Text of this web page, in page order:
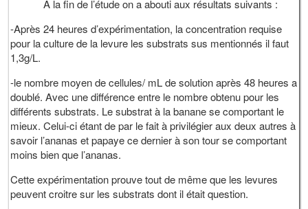
A la fin de l’étude on a abouti aux résultats suivants :
-Après 24 heures d’expérimentation, la concentration requise
pour la culture de la levure les substrats sus mentionnés il faut
1,3g/L.
-le nombre moyen de cellules/ mL de solution après 48 heures a
doublé. Avec une différence entre le nombre obtenu pour les
différents substrats. Le substrat à la banane se comportant le
mieux. Celui-ci étant de par le fait à privilégier aux deux autres à
savoir l’ananas et papaye ce dernier à son tour se comportant
moins bien que l’ananas.
Cette expérimentation prouve tout de même que les levures
peuvent croitre sur les substrats dont il était question.